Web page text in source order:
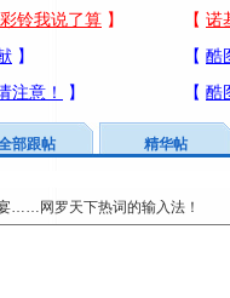
部跟帖
精华帖
……网罗天下热词的输入法！